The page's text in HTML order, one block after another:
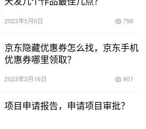
2023年5月6日 796
京东隐藏优惠券怎么找，京东手机
优惠券哪里领取？
2023年3月16日 901
项目申请报告，申请项目审批？